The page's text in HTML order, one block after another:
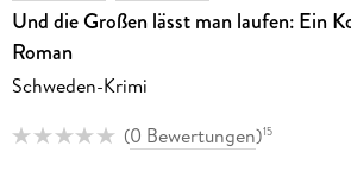
Und die Großen lässt man laufen: Ein
Roman
Schweden-Krimi
(0 Bewertungen)15